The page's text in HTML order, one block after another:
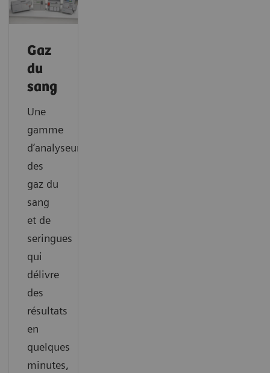
Gaz
du
sang
Une
gamme
d’analyseurs
des
gaz du
sang
et de
seringues
qui
délivre
des
résultats
en
quelques
minutes,